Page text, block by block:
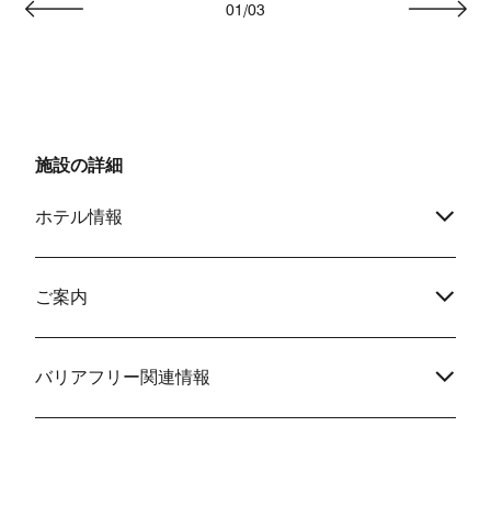
01/03
施設の詳細
ホテル情報
ご案内
バリアフリー関連情報